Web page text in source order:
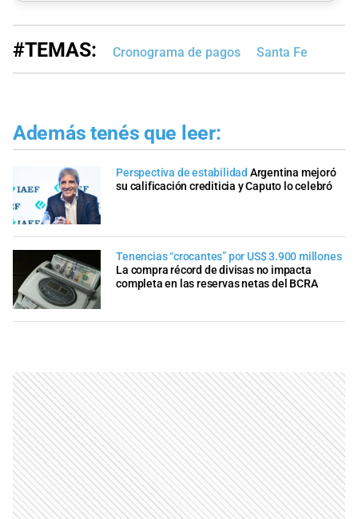
#TEMAS: Cronograma de pagos Santa Fe
Además tenés que leer:
Perspectiva de estabilidad Argentina mejoró
su calificación crediticia y Caputo lo celebró
Tenencias “crocantes” por US$ 3.900 millones
La compra récord de divisas no impacta
completa en las reservas netas del BCRA